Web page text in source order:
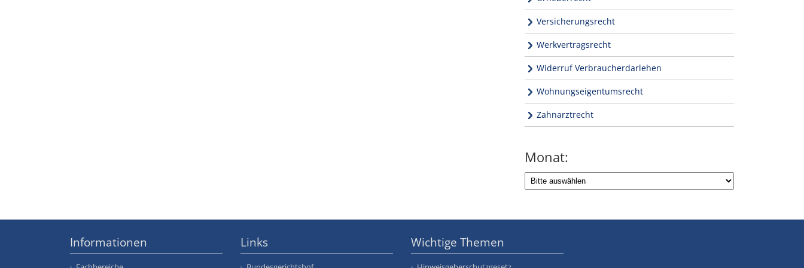
Versicherungsrecht
Werkvertragsrecht
Widerruf Verbraucherdarlehen
Wohnungseigentumsrecht
Zahnarztrecht
Monat:
Informationen Links Wichtige Themen